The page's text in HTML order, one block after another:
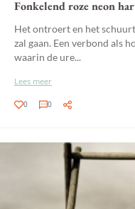
Fonkelend roze neon
Het ontroert en het
zal gaan. Een verbond als
waarin de ure...
Lees meer
0 0